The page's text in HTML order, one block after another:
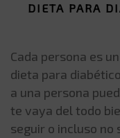
DIETA PARA
Cada persona es
dieta para
a una persona
te vaya del todo
seguir o incluso no